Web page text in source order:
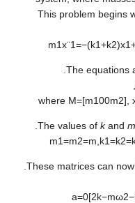
This problem begins
m1x¨1=−(k1+k2)x1
The equations
where M=[m100m2]
The values of kand m
m1=m2=m k1=k2=
These matrices can
a=0[2k−mω2−